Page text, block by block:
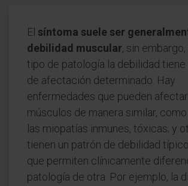
El síntoma suele ser
debilidad muscular, sin embargo,
tipo de patología la debilidad tiene
de afectación determinado. Hay
enfermedades que pueden
músculos de manera similar,
las miopatías inmunes, tóxicas; y
tienen un patrón de debilidad
que permiten clínicamente
patología de otra. Por ejemplo, la